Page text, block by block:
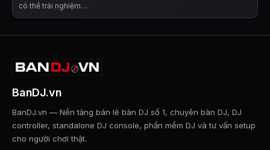
có thể trải nghiệm…
BanDJ.vn
BanDJ.vn — Nền tảng bán lẻ bàn DJ số 1, chuyên bàn DJ, DJ
controller, standalone DJ console, phần mềm DJ và tư vấn setup
cho người chơi thật.